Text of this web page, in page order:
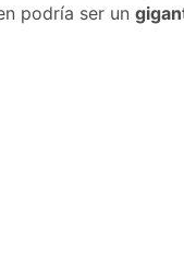
podría ser un